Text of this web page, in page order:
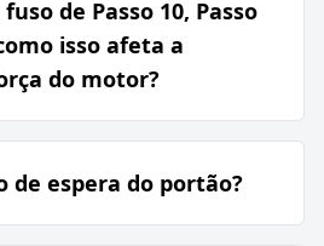
de Passo 10, Passo
isso afeta a
do motor?
de espera do portão?